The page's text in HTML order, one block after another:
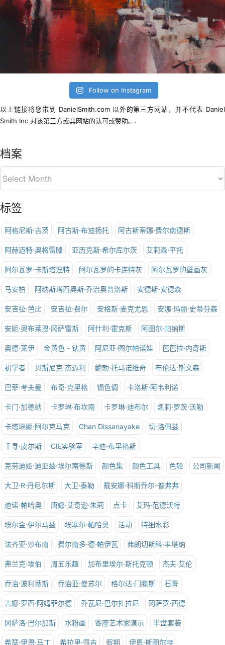
Follow on Instagram
以上链接将您带到 DanielSmith.com 以外的第三方网站，并不代表 Daniel
Smith Inc 对该第三方或其网站的认可或赞助。.
档案
标签
阿格尼斯·吉茨 阿古斯·布迪扬托 阿古斯蒂娜·费尔南德斯
阿赫迈特·奥格雷滕 亚历克斯·希尔库尔茨 艾莉森·平托
阿尔瓦罗·卡斯塔涅特 阿尔瓦罗的卡连特灰 阿尔瓦罗的壁画灰
马安柏 阿纳斯塔西奥斯·乔治奥普洛斯 安德斯·安德森
安吉拉·芭比 安吉拉·费尔 安格斯·麦克尤恩 安娜·玛丽·史蒂芬森
安妮·奥布莱恩·冈萨雷斯 阿什利·霍克斯 阿图尔·帕纳斯
奥德·莱伊 金黄色 - 钴黄 阿尼亚·图尔帕诺娃 芭芭拉·内奇斯
初学者 贝斯尼克·杰迈利 鲍勃·托马诺维奇 布伦达·斯文森
巴菲·考夫曼 布奇·克里格 镉色调 卡洛斯·阿韦利诺
卡门·加德纳 卡罗琳·布坎南 卡罗琳·迪布尔 凯莉·罗茨·沃勒
卡塔琳娜·阿尔克马克 Chan Dissanayake 切·洛佩兹
千寻·皮尔斯 CIE实验室 辛迪·布里格斯
克劳迪娅·迪亚兹·埃尔南德斯 颜色集 颜色工具 色轮 公司新闻
大卫·R·丹尼尔斯 大卫·泰勒 戴安娜·科斯乔尔-普弗弗
迪诺·帕哈奥 唐娜·艾奇逊·朱莉 点卡 艾玛·范德沃特
埃尔金·伊尔马兹 埃塞尔·帕哈奥 活动 特细水彩
法齐亚·沙布南 费尔南多·德·帕伊瓦 弗朗切斯科·丰塔纳
弗兰克·埃伯 周五乐趣 加布里埃尔·斯托克顿 杰夫·艾伦
乔治·波利蒂斯 乔治亚·曼苏尔 格尔达·门滕斯 石膏
吉娜·罗西·阿姆菲尔德 乔瓦尼·巴尔扎拉尼 冈萨罗·西德
冈萨洛·巴尔加斯 水粉画 客座艺术家演示 半盘套装
希瑟·伊恩·马丁 希拉里·佩吉 假期 伊恩·斯图尔特